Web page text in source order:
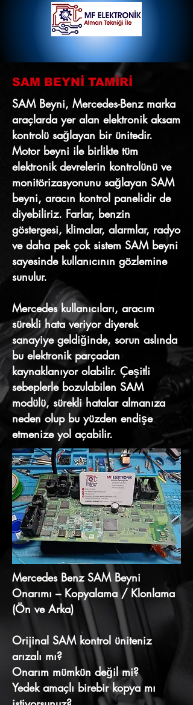
SAM BEYNİ TAMİRİ
SAM Beyni, Mercedes-Benz marka
araçlarda yer alan elektronik aksam
kontrolü sağlayan bir ünitedir.
Motor beyni ile birlikte tüm
elektronik devrelerin kontrolünü ve
monitörizasyonunu sağlayan SAM
beyni, aracın kontrol panelidir de
diyebiliriz. Farlar, benzin
göstergesi, klimalar, alarmlar, radyo
ve daha pek çok sistem SAM beyni
sayesinde kullanıcının gözlemine
sunulur.
Mercedes kullanıcıları, aracım
sürekli hata veriyor diyerek
sanayiye geldiğinde, sorun aslında
bu elektronik parçadan
kaynaklanıyor olabilir. Çeşitli
sebeplerle bozulabilen SAM
modülü, sürekli hatalar almanıza
neden olup bu yüzden endişe
etmenize yol açabilir.
Mercedes Benz SAM Beyni
Onarımı – Kopyalama / Klonlama
(Ön ve Arka)
Orijinal SAM kontrol üniteniz
arızalı mı?
Onarım mümkün değil mi?
Yedek amaçlı birebir kopya mı